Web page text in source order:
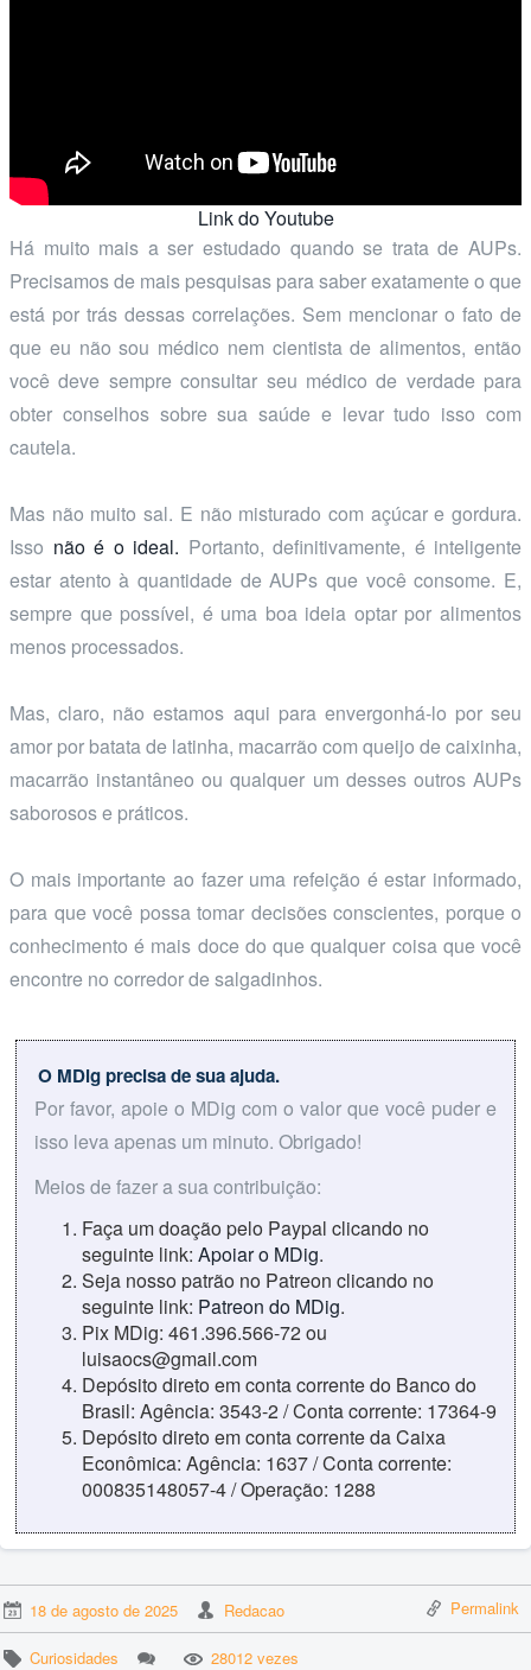
Link do Youtube
Há muito mais a ser estudado quando se trata de AUPs.
Precisamos de mais pesquisas para saber exatamente o que
está por trás dessas correlações. Sem mencionar o fato de
que eu não sou médico nem cientista de alimentos, então
você deve sempre consultar seu médico de verdade para
obter conselhos sobre sua saúde e levar tudo isso com
cautela.
Mas não muito sal. E não misturado com açúcar e gordura.
Isso não é o ideal. Portanto, definitivamente, é inteligente
estar atento à quantidade de AUPs que você consome. E,
sempre que possível, é uma boa ideia optar por alimentos
menos processados.
Mas, claro, não estamos aqui para envergonhá-lo por seu
amor por batata de latinha, macarrão com queijo de caixinha,
macarrão instantâneo ou qualquer um desses outros AUPs
saborosos e práticos.
O mais importante ao fazer uma refeição é estar informado,
para que você possa tomar decisões conscientes, porque o
conhecimento é mais doce do que qualquer coisa que você
encontre no corredor de salgadinhos.
O MDig precisa de sua ajuda.
Por favor, apoie o MDig com o valor que você puder e
isso leva apenas um minuto. Obrigado!
Meios de fazer a sua contribuição:
Faça um doação pelo Paypal clicando no
seguinte link: Apoiar o MDig.
Seja nosso patrão no Patreon clicando no
seguinte link: Patreon do MDig.
Pix MDig: 461.396.566-72 ou
luisaocs@gmail.com
Depósito direto em conta corrente do Banco do
Brasil: Agência: 3543-2 / Conta corrente: 17364-9
Depósito direto em conta corrente da Caixa
Econômica: Agência: 1637 / Conta corrente:
000835148057-4 / Operação: 1288
18 de agosto de 2025 Redacao Permalink
Curiosidades 28012 vezes